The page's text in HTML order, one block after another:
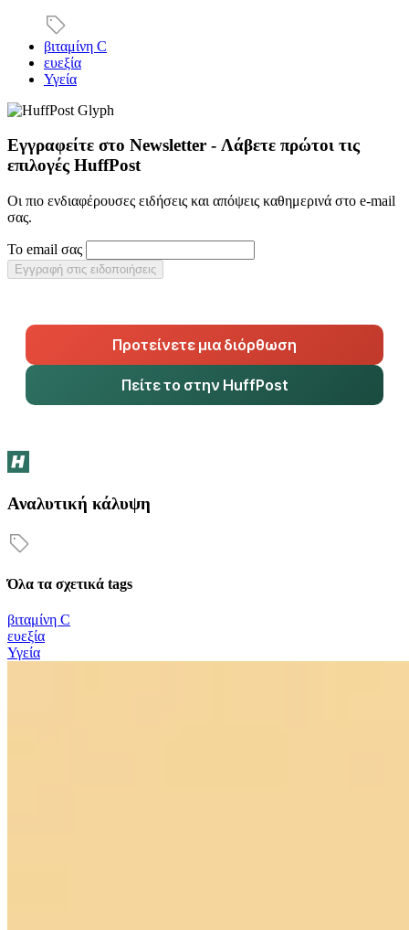
βιταμίνη C
ευεξία
Υγεία
Εγγραφείτε στο Newsletter - Λάβετε πρώτοι τις
επιλογές HuffPost
Οι πιο ενδιαφέρουσες ειδήσεις και απόψεις καθημερινά στο e-mail
σας.
Το email σας
Εγγραφή στις ειδοποιήσεις
Προτείνετε μια διόρθωση
Πείτε το στην HuffPost
Αναλυτική κάλυψη
Όλα τα σχετικά tags
βιταμίνη C
ευεξία
Υγεία